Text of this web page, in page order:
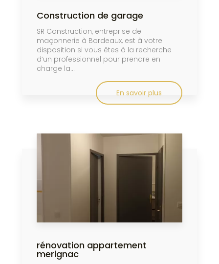
Construction de garage
SR Construction, entreprise de
maçonnerie à Bordeaux, est à votre
disposition si vous êtes à la recherche
d’un professionnel pour prendre en
charge la...
En savoir plus
rénovation appartement
merignac